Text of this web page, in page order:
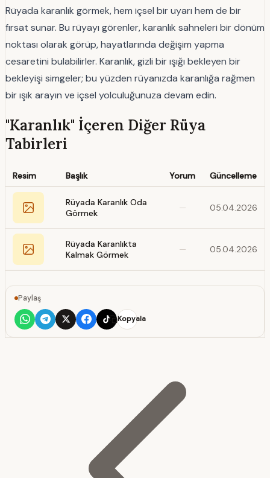
Rüyada karanlık görmek, hem içsel bir uyarı hem de bir
fırsat sunar. Bu rüyayı görenler, karanlık sahneleri bir dönüm
noktası olarak görüp, hayatlarında değişim yapma
cesaretini bulabilirler. Karanlık, gizli bir ışığı bekleyen bir
bekleyişi simgeler; bu yüzden rüyanızda karanlığa rağmen
bir ışık arayın ve içsel yolculuğunuza devam edin.
"Karanlık" İçeren Diğer Rüya
Tabirleri
Resim Başlık Yorum Güncelleme
Rüyada Karanlık Oda
Görmek
— 05.04.2026
Rüyada Karanlıkta
Kalmak Görmek
— 05.04.2026
Paylaş
Kopyala